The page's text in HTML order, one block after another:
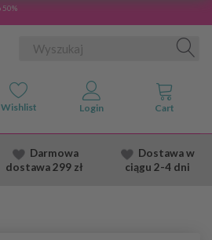
50%
Darmowa
dostawa299 zł
Dostawaw
ciągu 2-4 dni